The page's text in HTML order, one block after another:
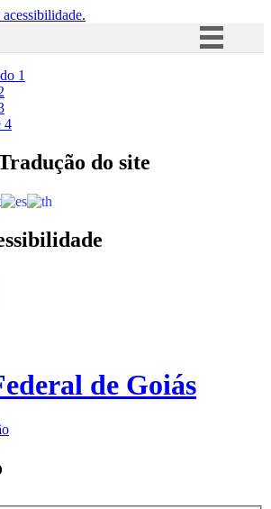
Acesso à informação
1
4
do site
de Goiás